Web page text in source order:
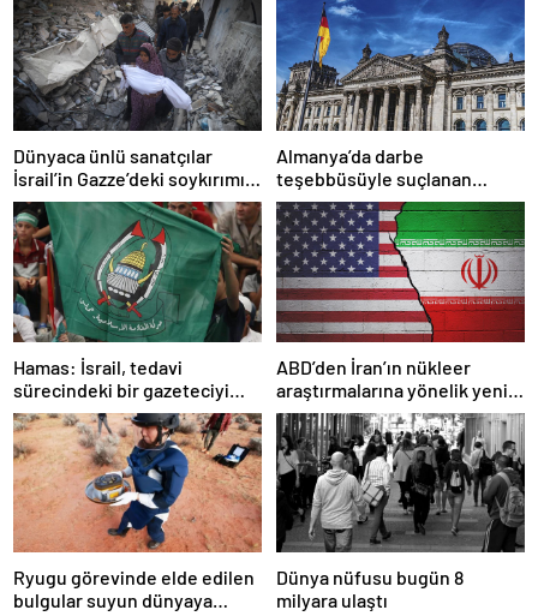
Dünyaca ünlü sanatçılar
İsrail’in Gazze’deki soykırımını
kınadı
Almanya’da darbe
teşebbüsüyle suçlanan
örgüte ait dernek yasaklandı
Hamas: İsrail, tedavi
sürecindeki bir gazeteciyi
öldürerek savaş suçu
işlemiştir
ABD’den İran’ın nükleer
araştırmalarına yönelik yeni
yaptırımlar
Ryugu görevinde elde edilen
bulgular suyun dünyaya
Dünya nüfusu bugün 8
milyara ulaştı